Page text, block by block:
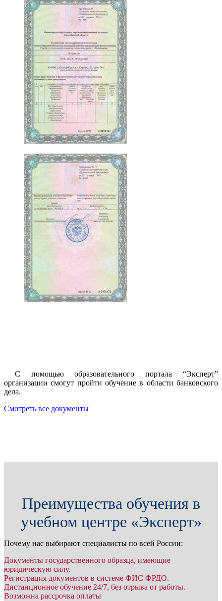
С помощью образовательного портала “Эксперт”
организации смогут пройти обучение в области банковского
дела.
Смотреть все документы
Преимущества обучения в
учебном центре «Эксперт»
Почему нас выбирают специалисты по всей России:
Документы государственного образца, имеющие
юридическую силу.
Регистрация документов в системе ФИС ФРДО.
Дистанционное обучение 24/7, без отрыва от работы.
Возможна рассрочка оплаты